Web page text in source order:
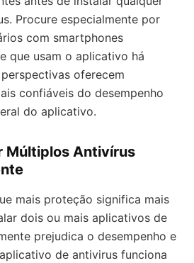
Procure especialmente por
com smartphones
que usam o aplicativo há
oferecem
confiáveis do desempenho
do aplicativo.
Múltiplos Antivírus
mais proteção significa mais
dois ou mais aplicativos de
prejudica o desempenho e
de antivirus funciona